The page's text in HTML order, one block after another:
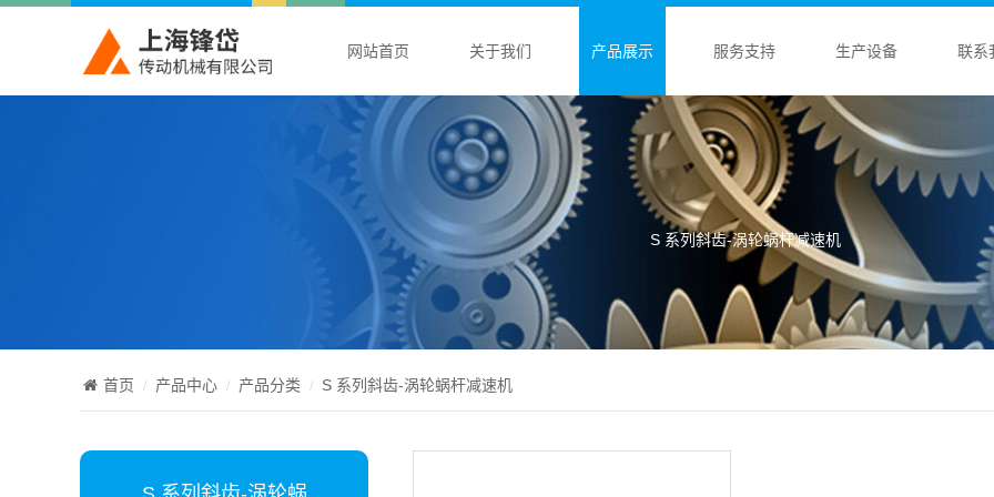
网站首页 关于我们 产品展示 服务支持 生产设备 联系
S 系列斜齿-涡轮蜗杆减速机
首页 产品中心 产品分类 S 系列斜齿-涡轮蜗杆减速机